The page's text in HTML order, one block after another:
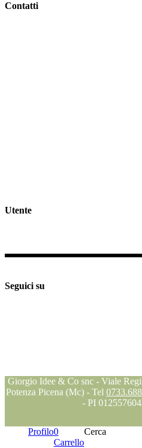
Contatti
Utente
Seguici su
Giorgio Idee & Co snc - Viale
Potenza Picena (Mc) - Tel
- PI
Profilo0
Carrello
Cerca